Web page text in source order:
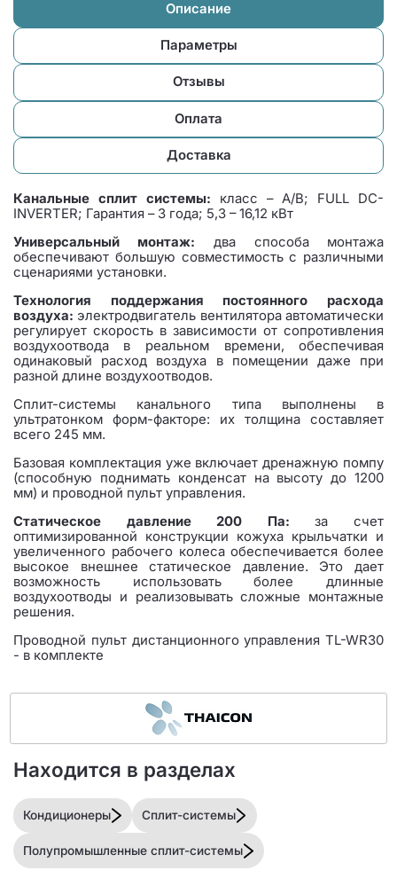
Описание
Параметры
Отзывы
Оплата
Доставка
Канальные сплит системы: класс – А/B; FULL DC-
INVERTER; Гарантия – 3 года; 5,3 – 16,12 кВт
Универсальный монтаж: два способа монтажа
обеспечивают большую совместимость с различными
сценариями установки.
Технология поддержания постоянного расхода
воздуха: электродвигатель вентилятора автоматически
регулирует скорость в зависимости от сопротивления
воздухоотвода в реальном времени, обеспечивая
одинаковый расход воздуха в помещении даже при
разной длине воздухоотводов.
Сплит-системы канального типа выполнены в
ультратонком форм-факторе: их толщина составляет
всего 245 мм.
Базовая комплектация уже включает дренажную помпу
(способную поднимать конденсат на высоту до 1200
мм) и проводной пульт управления.
Статическое давление 200 Па: за счет
оптимизированной конструкции кожуха крыльчатки и
увеличенного рабочего колеса обеспечивается более
высокое внешнее статическое давление. Это дает
возможность использовать более длинные
воздухоотводы и реализовывать сложные монтажные
решения.
Проводной пульт дистанционного управления TL-WR30
- в комплекте
Находится в разделах
Кондиционеры Сплит-системы
Полупромышленные сплит-системы